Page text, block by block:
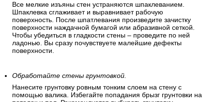
Все мелкие изъяны стен устраняются шпаклеванием.
Шпаклевка сглаживает и выравнивает рабочую
поверхность. После шпатлевания произведите зачистку
поверхности наждачной бумагой или абразивной сеткой.
Чтобы убедиться в гладкости стены – проведите по ней
ладонью. Вы сразу почувствуете малейшие дефекты
поверхности.
Обработайте стены грунтовкой.
Нанесите грунтовку ровным тонким слоем на стену с
помощью валика. Избегайте попадания брызг грунтовки на